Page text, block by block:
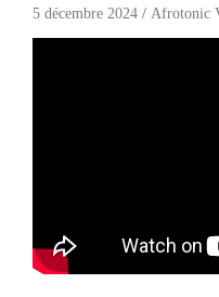
5 décembre 2024 Afrotonic